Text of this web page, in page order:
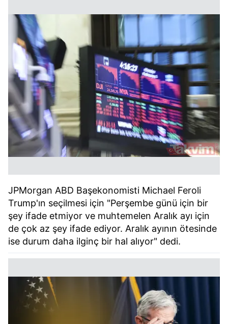
JPMorgan ABD Başekonomisti Michael Feroli
Trump'ın seçilmesi için "Perşembe günü için bir
şey ifade etmiyor ve muhtemelen Aralık ayı için
de çok az şey ifade ediyor. Aralık ayının ötesinde
ise durum daha ilginç bir hal alıyor" dedi.